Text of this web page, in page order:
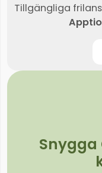
Tillgängliga
Snygga